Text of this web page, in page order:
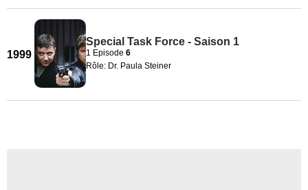
1999
Special Task Force - Saison 1
1 Episode 6
Rôle: Dr. Paula Steiner